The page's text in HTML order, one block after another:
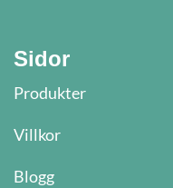
Sidor
Produkter
Villkor
Blogg